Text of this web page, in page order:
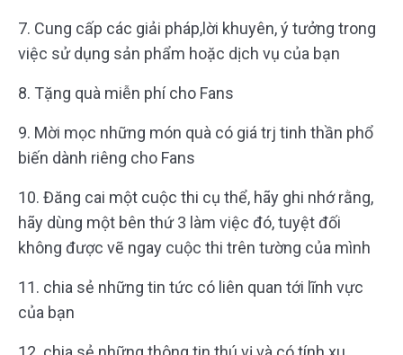
7. Cung cấp các giải pháp,lời khuyên, ý tưởng trong
việc sử dụng sản phẩm hoặc dịch vụ của bạn
8. Tặng quà miễn phí cho Fans
9. Mời mọc những món quà có giá trj tinh thần phổ
biến dành riêng cho Fans
10. Đăng cai một cuộc thi cụ thể, hãy ghi nhớ rằng,
hãy dùng một bên thứ 3 làm việc đó, tuyệt đối
không được vẽ ngay cuộc thi trên tường của mình
11. chia sẻ những tin tức có liên quan tới lĩnh vực
của bạn